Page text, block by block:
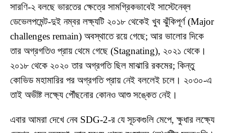
সারণি-২ বলছে ভারতের ক্ষেত্রে সামগ্রিকভাবেই সাস্টেনেব্‌ল
ডেভেলপমেন্ট-দুই নম্বর লক্ষ্যটি ২০১৮ থেকেই খুব ঝুঁকিপূর্ণ (Major
challenges remain) অবস্থাতে রয়ে গেছে; আর ভালোর দিকে
তার অগ্রগতিও প্রায় থেমে গেছে (Stagnating), ২০২১ থেকে।
২০১৮ থেকে ২০২০ তার অগ্রগতি ছিল মাঝারি রকমের; কিন্তু
কোভিড মহামারির পর অগ্রগতি প্রায় নেই বললেই চলে। ২০৩০-এ
তাই অভীষ্ট লক্ষ্যে পৌঁছনোর কোনও আশু সঙ্কেত নেই।
এবার আমরা দেখে নেব SDG-2-র যে সূচকগুলি মেপে, ক্ষুধার লক্ষ্যে